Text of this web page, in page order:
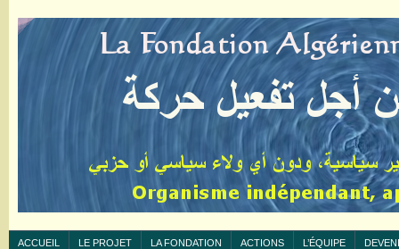
ACCUEIL LE PROJET LA FONDATION ACTIONS L’ÉQUIPE